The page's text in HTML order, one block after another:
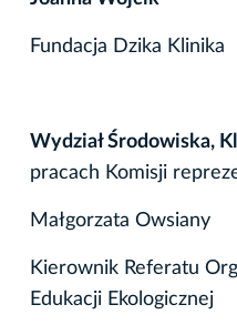
Fundacja Dzika Klinika
Wydział Środowiska,
pracach Komisji
Małgorzata Owsiany
Kierownik Referatu
Edukacji Ekologicznej